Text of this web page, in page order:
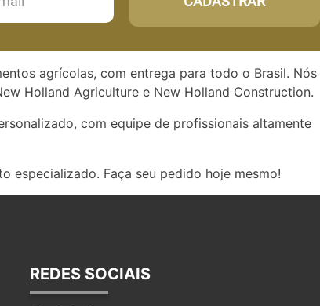
agrícolas, com entrega para todo o Brasil. Nós
Holland Agriculture e New Holland Construction.
com equipe de profissionais altamente
especializado. Faça seu pedido hoje mesmo!
REDES SOCIAIS